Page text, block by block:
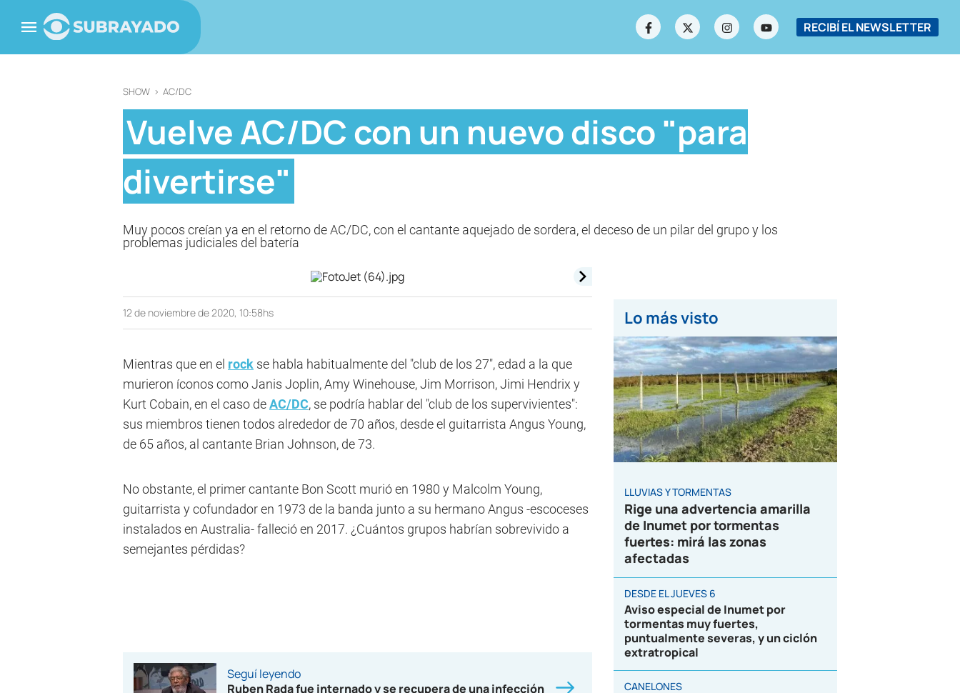
RECIBÍ EL NEWSLETTER
SHOW > AC/DC
Vuelve AC/DC con un nuevo disco "para
divertirse"
Muy pocos creían ya en el retorno de AC/DC, con el cantante aquejado de sordera, el deceso de un pilar del grupo y los
problemas judiciales del batería
12 de noviembre de 2020, 10:58hs
Mientras que en el rock se habla habitualmente del "club de los 27", edad a la que
murieron íconos como Janis Joplin, Amy Winehouse, Jim Morrison, Jimi Hendrix y
Kurt Cobain, en el caso deAC/DC, se podría hablar del "club de los supervivientes":
sus miembros tienen todos alrededor de 70 años, desde el guitarrista Angus Young,
de 65 años, al cantante Brian Johnson, de 73.
No obstante, el primer cantante Bon Scott murió en 1980 y Malcolm Young,
guitarrista y cofundador en 1973 de la banda junto a su hermano Angus -escoceses
instalados en Australia- falleció en 2017. ¿Cuántos grupos habrían sobrevivido a
semejantes pérdidas?
Seguí leyendo
Ruben Rada fue internado y se recupera de una infección
Lo más visto
LLUVIAS Y TORMENTAS
Rige una advertencia amarilla
de Inumet por tormentas
fuertes: mirá las zonas
afectadas
DESDE EL JUEVES 6
Aviso especial de Inumet por
tormentas muy fuertes,
puntualmente severas, y un ciclón
extratropical
CANELONES